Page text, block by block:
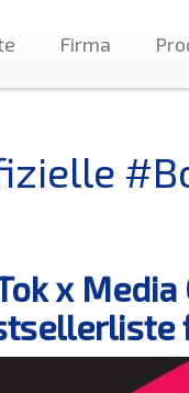
Firma
x